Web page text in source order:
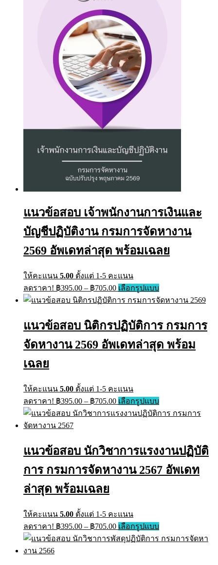
฿705.00
แนวข้อสอบ เจ้าพนักงานการเงินและ
บัญชีปฏิบัติงาน กรมการจัดหางาน
2569 อัพเดทล่าสุด พร้อมเฉลย
ให้คะแนน 5.00 ตั้งแต่ 1-5 คะแนน
ลดราคา! ฿395.00 – ฿705.00Price
range:
฿395.00
฿705.00
เลือกรูปแบบThis
product
has
variants.
The
options
may
page
แนวข้อสอบ นิติกรปฏิบัติการ กรมการ
จัดหางาน 2569 อัพเดทล่าสุด พร้อม
เฉลย
ให้คะแนน 5.00 ตั้งแต่ 1-5 คะแนน
ลดราคา! ฿395.00 – ฿705.00Price
range:
฿395.00
เลือกรูปแบบThis
product
has
options
be
chosen
แนวข้อสอบ นักวิชาการแรงงานปฏิบัติ
การ กรมการจัดหางาน 2567 อัพเดท
ล่าสุด พร้อมเฉลย
ให้คะแนน 5.00 ตั้งแต่ 1-5 คะแนน
ลดราคา! ฿395.00 – ฿705.00Price
range:
฿395.00
เลือกรูปแบบThis
product
has